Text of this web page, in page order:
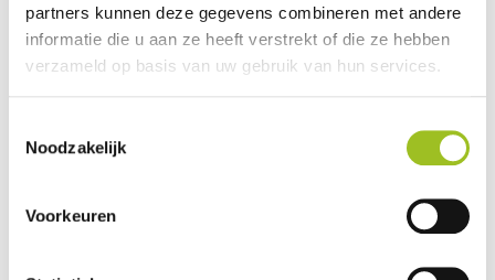
partners kunnen deze gegevens combineren met andere
informatie die u aan ze heeft verstrekt of die ze hebben
verzameld op basis van uw gebruik van hun services.
Noodzakelijk
Voorkeuren
om met de aanbieder de training in te plannen.
Je kunt individueel intekenen op een training, maar er
te organiseren of met je hele (STO-)regio. Neem
contact op met de kwartiermaker als je hierover meer
Het blijft belangrijk dat de docenten M&T op de